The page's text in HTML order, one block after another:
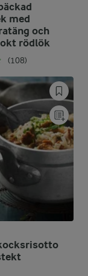
med
och
rödlök
(108)